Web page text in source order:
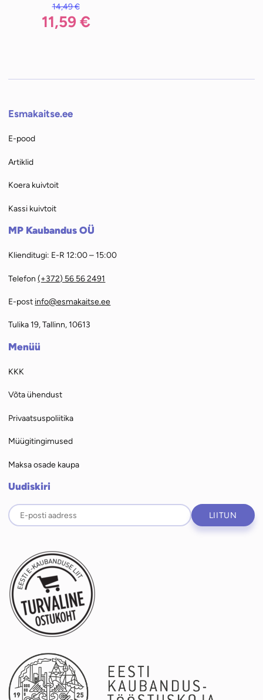
14,49€
14,49 €.
11,59 €
Esmakaitse.ee
E-pood
Artiklid
Koera kuivtoit
Kassi kuivtoit
MP Kaubandus OÜ
Klienditugi: E-R 12:00 – 15:00
Telefon(+372) 56 56 2491
E-post info@esmakaitse.ee
Tulika 19, Tallinn, 10613
Menüü
KKK
Võta ühendust
Privaatsuspoliitika
Müügitingimused
Maksa osade kaupa
Uudiskiri